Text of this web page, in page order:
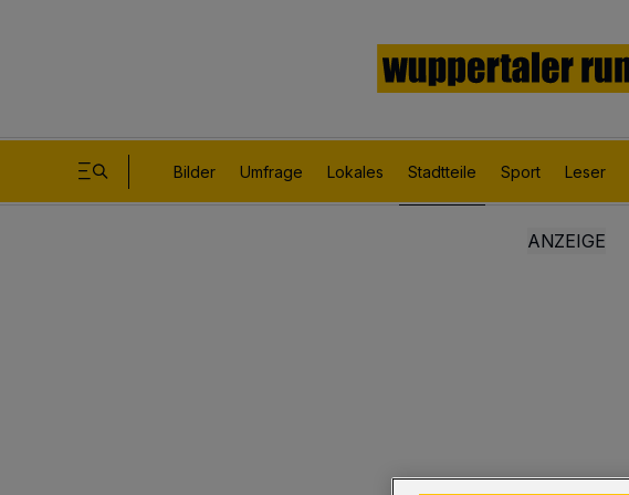
Bilder Umfrage Lokales Stadtteile Sport Leser